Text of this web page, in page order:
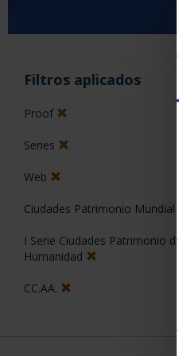
Filtros aplicados
Proof
Series
Web
Ciudades Patrimonio Mundial
I Serie Ciudades Patrimonio
Humanidad
CC.AA.